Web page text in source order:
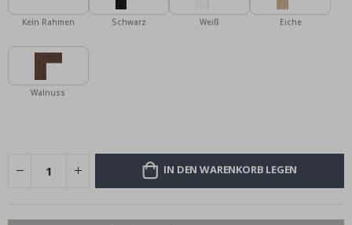
Kein Rahmen Schwarz Weiß Eiche
Walnuss
IN DEN WARENKORB LEGEN